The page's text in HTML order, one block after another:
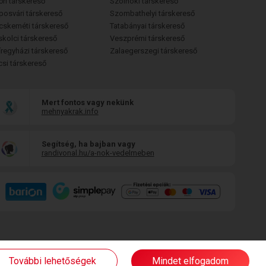
társkereső
társkereső
társkereső
társkereső
társkereső
Szombathelyi társkereső
Tatabányai társkereső
Veszprémi társkereső
Zalaegerszegi társkereső
Mert fontos vagy nekünk
mehnyakrak.info
Segítség, ha bajban vagy
randivonal.hu/a-nok-vedelmeben
További lehetőségek Mindet elfogadom